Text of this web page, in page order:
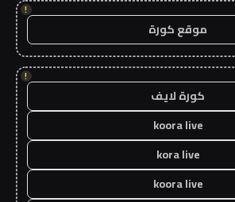
!
موقع كورة
!
كورة لايف
koora live
kora live
koora live